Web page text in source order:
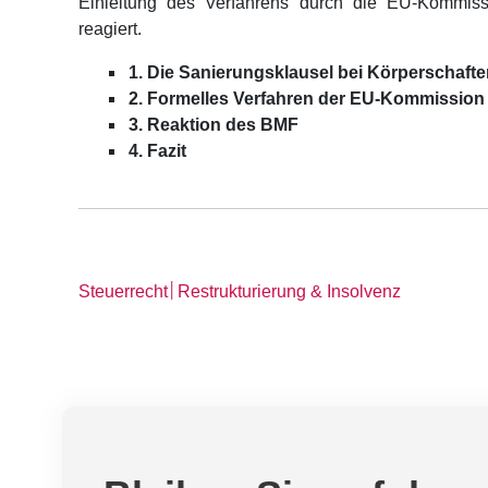
reagiert.
1. Die Sanierungsklausel bei
2. Formelles Verfahren der EU-Kommission
3. Reaktion des BMF
4. Fazit
Steuerrecht│ Restrukturierung & Insolvenz